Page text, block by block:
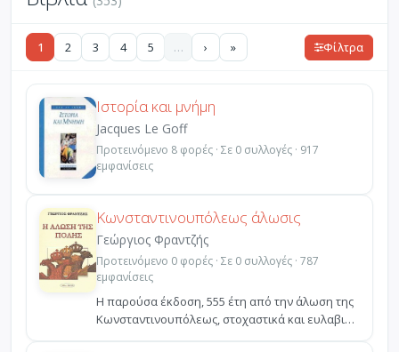
1 2 3 4 5 … › » Φίλτρα
Ιστορία και μνήμη
Jacques Le Goff
Προτεινόμενο 8 φορές · Σε 0 συλλογές · 917
εμφανίσεις
Κωνσταντινουπόλεως άλωσις
Γεώργιος Φραντζής
Προτεινόμενο 0 φορές · Σε 0 συλλογές · 787
εμφανίσεις
Η παρούσα έκδοση, 555 έτη από την άλωση της
Κωνσταντινουπόλεως, στοχαστικά και ευλαβικά
αφιερώνεται ...